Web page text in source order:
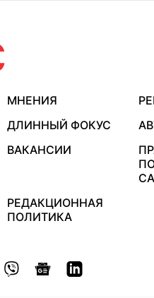
МНЕНИЯ
ДЛИННЫЙ ФОКУС
ВАКАНСИИ
РЕДАКЦИОННАЯ
ПОЛИТИКА